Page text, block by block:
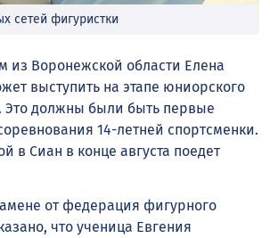
сетей фигуристки
из Воронежской области Елена
выступить на этапе юниорского
Это должны были быть первые
14-летней спортсменки.
в Сиан в конце августа поедет
от федерация фигурного
что ученица Евгения